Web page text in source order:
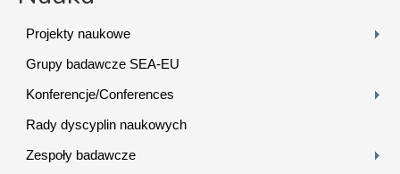
Projekty naukowe
Grupy badawcze SEA-EU
Konferencje/Conferences
Rady dyscyplin naukowych
Zespoły badawcze